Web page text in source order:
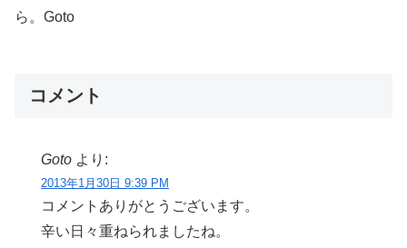
ら。Goto
コメント
Goto より:
2013年1月30日 9:39 PM
コメントありがとうございます。
辛い日々重ねられましたね。